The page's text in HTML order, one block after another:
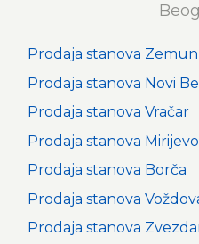
Prodaja stanova Zemun
Prodaja stanova Novi
Prodaja stanova Vračar
Prodaja stanova Mirijevo
Prodaja stanova Borča
Prodaja stanova
Prodaja stanova